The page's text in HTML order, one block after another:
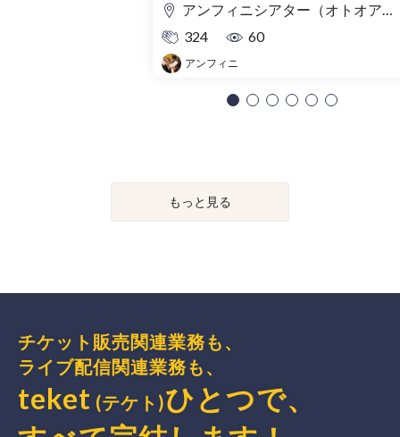
アンフィニシアター（オトオアシス1F）
324
60
アンフィニ
もっと見る
チケット販売関連業務も、
ライブ配信関連業務も、
teket (テケト)ひとつで、